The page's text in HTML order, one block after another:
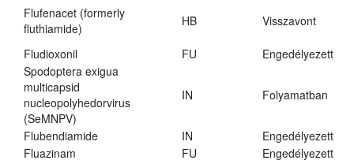
Flufenacet (formerly
fluthiamide)
HB Visszavont
Fludioxonil FU
Engedélyezett
Spodoptera exigua
multicapsid
nucleopolyhedorvirus
(SeMNPV)
IN Folyamatban
Flubendiamide IN
Engedélyezett
Fluazinam
FU
Engedélyezett